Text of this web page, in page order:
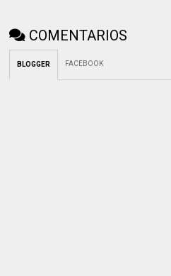
COMENTARIOS
BLOGGER FACEBOOK